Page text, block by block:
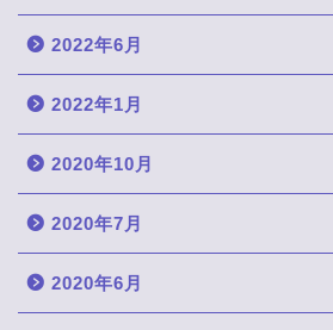
2022年6月
2022年1月
2020年10月
2020年7月
2020年6月